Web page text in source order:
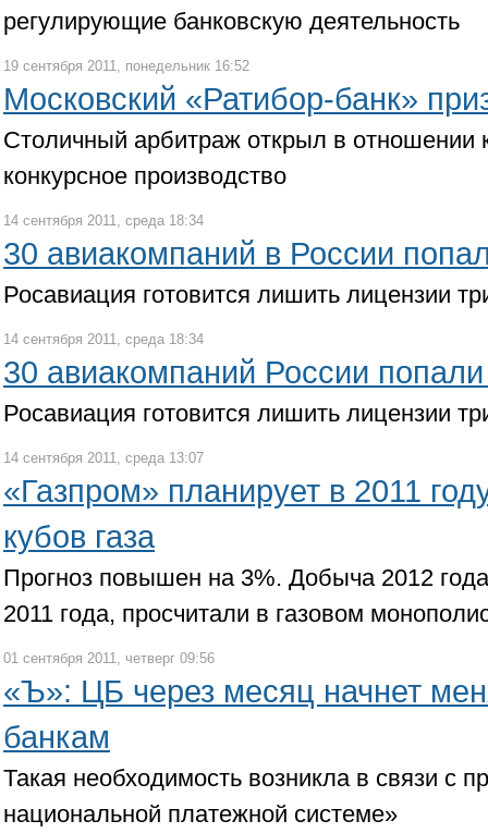
регулирующие банковскую деятельность
19 сентября 2011, понедельник 16:52
Московский «Ратибор-банк»
Столичный арбитраж открыл в отношении
конкурсное производство
14 сентября 2011, среда 18:34
30 авиакомпаний в России
Росавиация готовится лишить лицензии
14 сентября 2011, среда 18:34
30 авиакомпаний России попали
Росавиация готовится лишить лицензии
14 сентября 2011, среда 13:07
«Газпром» планирует в 2011
кубов газа
Прогноз повышен на 3%. Добыча 2012
2011 года, просчитали в газовом
01 сентября 2011, четверг 09:56
«Ъ»: ЦБ через месяц начнет
банкам
Такая необходимость возникла в связи с
национальной платежной системе»